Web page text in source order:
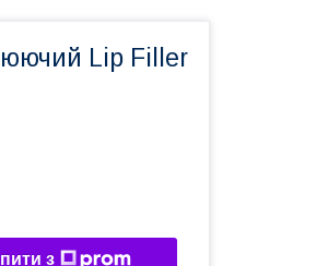
Lip Filler
з